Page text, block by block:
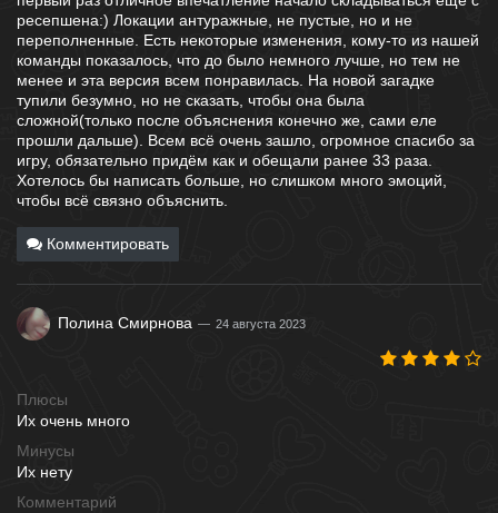
ресепшена:) Локации антуражные, не пустые, но и не
переполненные. Есть некоторые изменения, кому-то из нашей
команды показалось, что до было немного лучше, но тем не
менее и эта версия всем понравилась. На новой загадке
тупили безумно, но не сказать, чтобы она была
сложной(только после объяснения конечно же, сами еле
прошли дальше). Всем всё очень зашло, огромное спасибо за
игру, обязательно придём как и обещали ранее 33 раза.
Хотелось бы написать больше, но слишком много эмоций,
чтобы всё связно объяснить.
Комментировать
Полина Смирнова 24 августа 2023
Плюсы
Их очень много
Минусы
Их нету
Комментарий